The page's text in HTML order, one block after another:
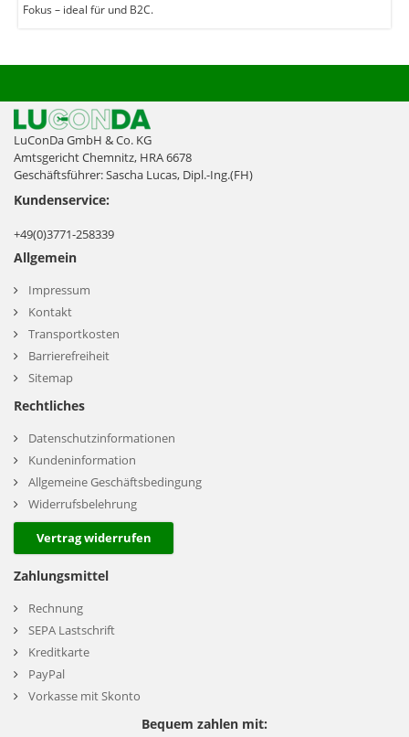
Fokus – ideal für und B2C.
LuConDa GmbH & Co. KG
Amtsgericht Chemnitz, HRA 6678
Geschäftsführer: Sascha Lucas, Dipl.-Ing.(FH)
Kundenservice:
+49(0)3771-258339
Allgemein
Impressum
Kontakt
Transportkosten
Barrierefreiheit
Sitemap
Rechtliches
Datenschutzinformationen
Kundeninformation
Allgemeine Geschäftsbedingung
Widerrufsbelehrung
Vertrag widerrufen
Zahlungsmittel
Rechnung
SEPA Lastschrift
Kreditkarte
PayPal
Vorkasse mit Skonto
Bequem zahlen mit: